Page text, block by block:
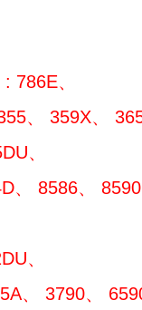
786E、
、 359X、
、
、 8586、
、
、 3790、